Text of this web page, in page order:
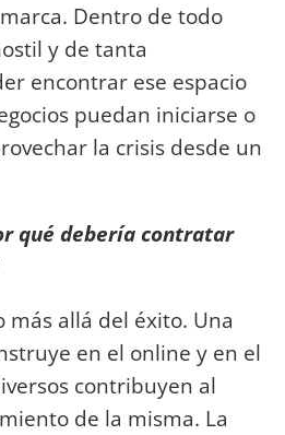
Dentro de todo
y de tanta
encontrar ese espacio
puedan iniciarse o
la crisis desde un
qué debería contratar
allá del éxito. Una
en el online y en el
contribuyen al
de la misma. La